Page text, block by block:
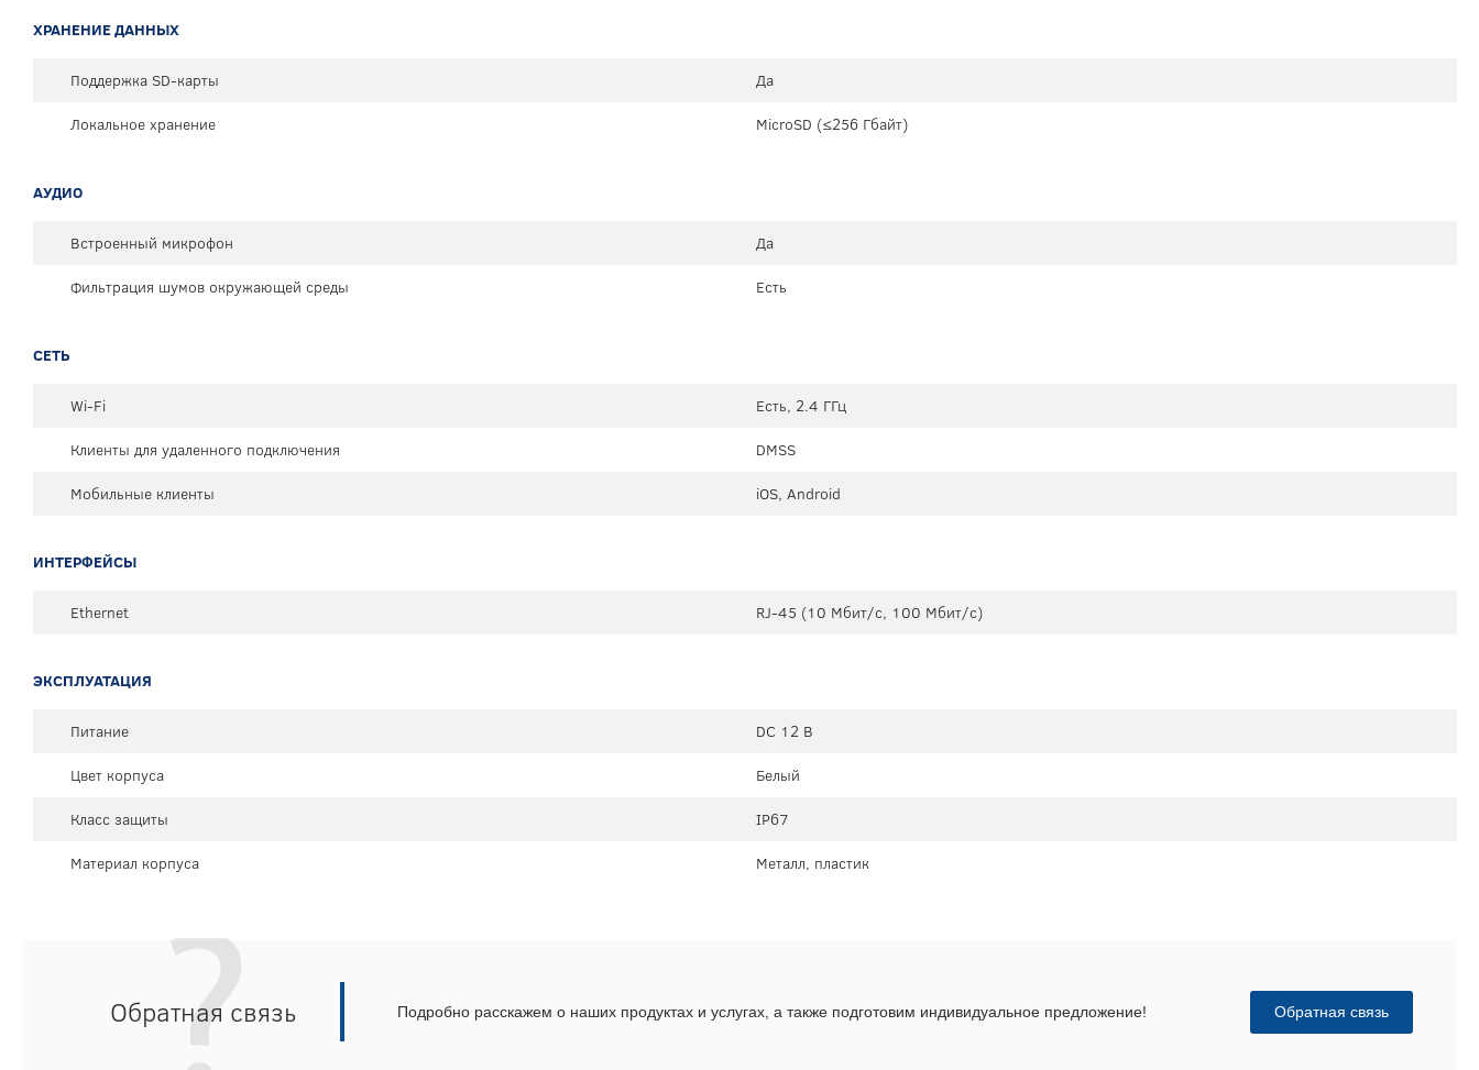
ХРАНЕНИЕ ДАННЫХ
Поддержка SD-карты
Да
Локальное хранение
MicroSD (≤256 Гбайт)
АУДИО
Встроенный микрофон
Да
Фильтрация шумов окружающей среды
Есть
СЕТЬ
Wi-Fi
Есть, 2.4 ГГц
Клиенты для удаленного подключения
DMSS
Мобильные клиенты
iOS, Android
ИНТЕРФЕЙСЫ
Ethernet RJ-45 (10 Мбит/с, 100 Мбит/с)
ЭКСПЛУАТАЦИЯ
Питание
DC 12 В
Цвет корпуса
Белый
Класс защиты
IP67
Материал корпуса
Металл, пластик
Обратная связь Подробно расскажем о наших продуктах и услугах, а также подготовим индивидуальное предложение! Обратная связь